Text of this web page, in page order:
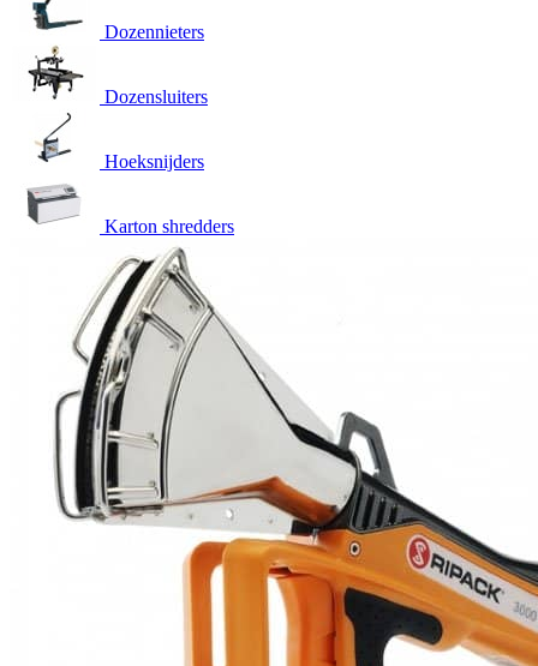
Dozennieters
Dozensluiters
Hoeksnijders
Karton shredders